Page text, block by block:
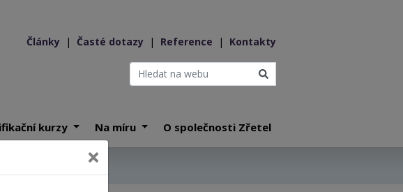
Články | Časté dotazy | Reference | Kontakty
kurzy Na míru O společnosti Zřetel